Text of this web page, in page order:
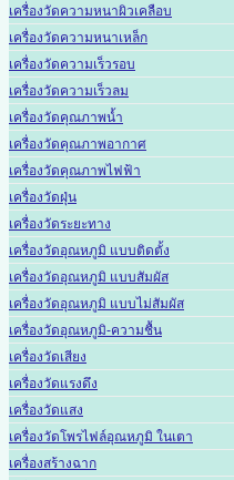
เครื่องวัดความหนาผิวเคลือบ
เครื่องวัดความหนาเหล็ก
เครื่องวัดความเร็วรอบ
เครื่องวัดความเร็วลม
เครื่องวัดคุณภาพน้ำ
เครื่องวัดคุณภาพอากาศ
เครื่องวัดคุณภาพไฟฟ้า
เครื่องวัดฝุ่น
เครื่องวัดระยะทาง
เครื่องวัดอุณหภูมิ แบบติดตั้ง
เครื่องวัดอุณหภูมิ แบบสัมผัส
เครื่องวัดอุณหภูมิ แบบไม่สัมผัส
เครื่องวัดอุณหภูมิ-ความชื้น
เครื่องวัดเสียง
เครื่องวัดแรงดึง
เครื่องวัดแสง
เครื่องวัดโพรไฟล์อุณหภูมิ ในเตา
เครื่องสร้างฉาก